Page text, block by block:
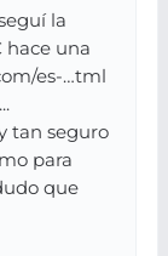
la
hace una
es-…tml
tan seguro
para
que